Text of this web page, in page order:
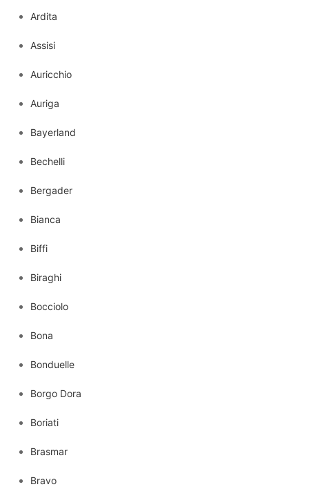
Ardita
Assisi
Auricchio
Auriga
Bayerland
Bechelli
Bergader
Bianca
Biffi
Biraghi
Bocciolo
Bona
Bonduelle
Borgo Dora
Boriati
Brasmar
Bravo